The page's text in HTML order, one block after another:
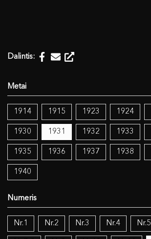
Dalintis:
1914 1915 1923 1924
1930 1931 1932 1933
1935 1936 1937 1938
1940
Nr.1 Nr.2 Nr.3 Nr.4 Nr.5